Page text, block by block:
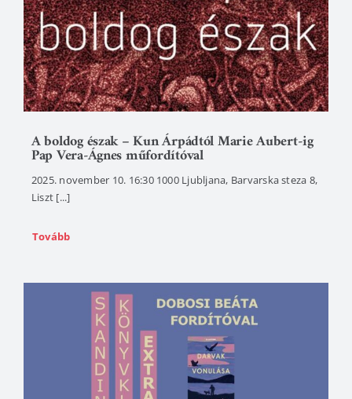
A boldog észak – Kun Árpádtól Marie Aubert-ig
Pap Vera-Ágnes műfordítóval
2025. november 10. 16:30 1000 Ljubljana, Barvarska steza 8,
Liszt [...]
Tovább